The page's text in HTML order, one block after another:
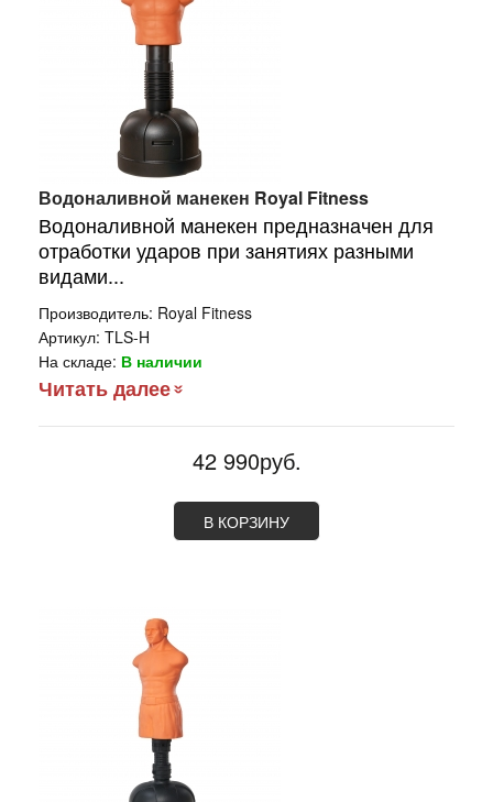
Водоналивной манекен Royal Fitness
Водоналивной манекен предназначен для
отработки ударов при занятиях разными
видами...
Производитель: Royal Fitness
Артикул: TLS-H
На складе: В наличии
Читать далее
42 990руб.
В КОРЗИНУ